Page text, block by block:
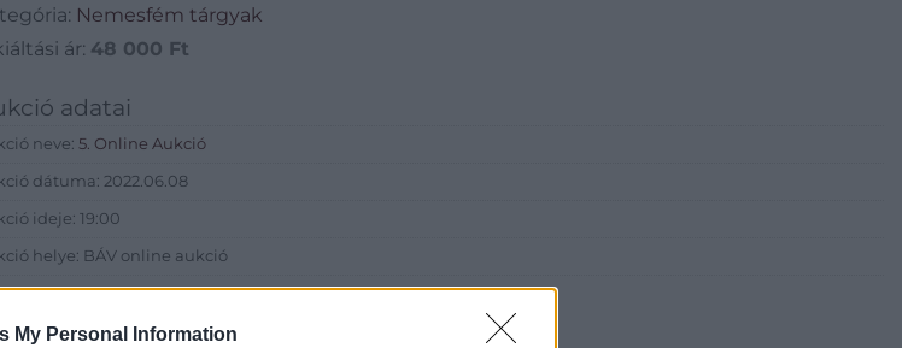
My Personal Information
Nemesfém tárgyak
ár: 48 000 Ft
adatai
neve: 5. Online Aukció
dátuma: 2022.06.08
ideje: 19:00
helye: BÁV online aukció
256